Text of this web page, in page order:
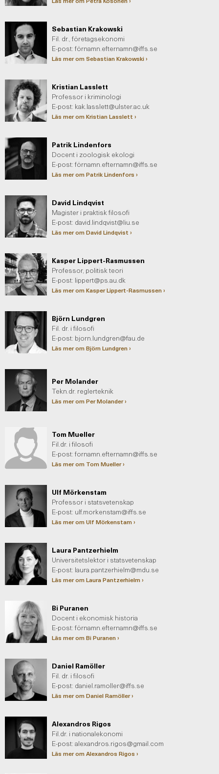
Sebastian Krakowski
Fil. dr., företagsekonomi
E-post: förnamn.efternamn@iffs.se
Läs mer om Sebastian Krakowski ›
Kristian Lasslett
Professor i kriminologi
E-post: kak.lasslett@ulster.ac.uk
Läs mer om Kristian Lasslett ›
Patrik Lindenfors
Docent i zoologisk ekologi
E-post: förnamn.efternamn@iffs.se
Läs mer om Patrik Lindenfors ›
David Lindqvist
Magister i praktisk filosofi
E-post: david.lindqvist@liu.se
Läs mer om David Lindqvist ›
Kasper Lippert-Rasmussen
Professor, politisk teori
E-post: lippert@ps.au.dk
Läs mer om Kasper Lippert-Rasmussen ›
Björn Lundgren
Fil. dr. i filosofi
E-post: bjorn.lundgren@fau.de
Läs mer om Björn Lundgren ›
Per Molander
Tekn.dr. reglerteknik
Läs mer om Per Molander ›
Tom Mueller
Fil.dr. i filosofi
E-post:fornamn.efternamn@iffs.se
Läs mer om Tom Mueller ›
Ulf Mörkenstam
Professor i statsvetenskap
E-post: ulf.morkenstam@iffs.se
Läs mer om Ulf Mörkenstam ›
Laura Pantzerhielm
Universitetslektor i statsvetenskap
E-post: laura.pantzerhielm@mdu.se
Läs mer om Laura Pantzerhielm ›
Bi Puranen
Docent i ekonomisk historia
E-post: förnamn.efternamn@iffs.se
Läs mer om Bi Puranen ›
Daniel Ramöller
Fil. dr. i filosofi
E-post: daniel.ramoller@iffs.se
Läs mer om Daniel Ramöller ›
Alexandros Rigos
Fil.dr. i nationalekonomi
E-post:alexandros.rigos@gmail.com
Läs mer om Alexandros Rigos ›